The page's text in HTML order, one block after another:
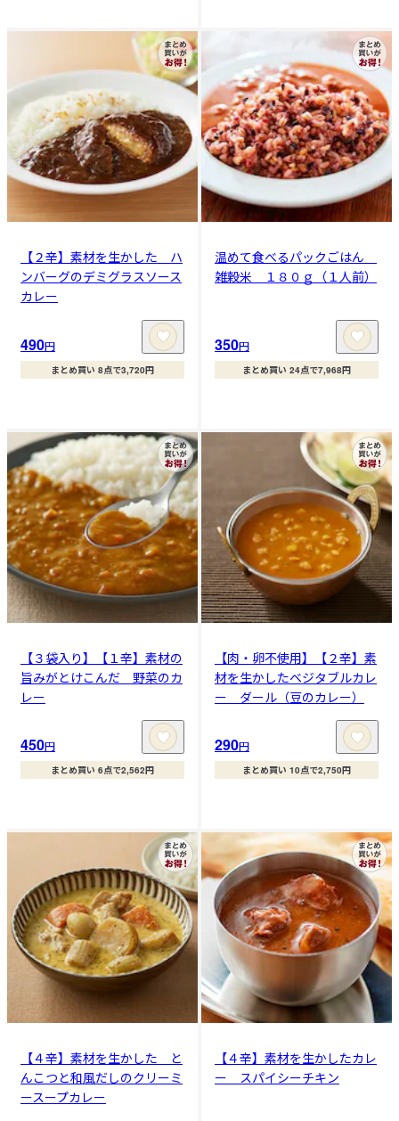
【２辛】素材を生かした ハ
ンバーグのデミグラスソース
カレー
490円
まとめ買い 8点で3,720円
温めて食べるパックごはん
雑穀米 １８０ｇ（１人前）
350円
まとめ買い 24点で7,968円
【３袋入り】【１辛】素材の
旨みがとけこんだ 野菜のカ
レー
450円
まとめ買い 6点で2,562円
【肉・卵不使用】【２辛】素
材を生かしたベジタブルカレ
ー ダール（豆のカレー）
290円
まとめ買い 10点で2,750円
【４辛】素材を生かした と
んこつと和風だしのクリーミ
ースープカレー
【４辛】素材を生かしたカレ
ー スパイシーチキン